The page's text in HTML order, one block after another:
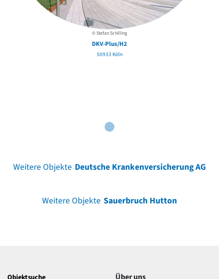
© Stefan Schilling
DKV-Plus/H2
50933 Köln
Weitere Objekte Deutsche Krankenversicherung AG
Weitere Objekte Sauerbruch Hutton